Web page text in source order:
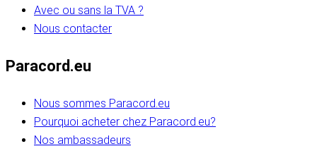
Avec ou sans la TVA ?
Nous contacter
Paracord.eu
Nous sommes Paracord.eu
Pourquoi acheter chez Paracord.eu?
Nos ambassadeurs